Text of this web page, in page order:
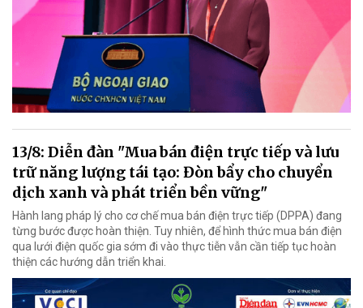
13/8: Diễn đàn "Mua bán điện trực tiếp và lưu
trữ năng lượng tái tạo: Đòn bẩy cho chuyển
dịch xanh và phát triển bền vững"
Hành lang pháp lý cho cơ chế mua bán điện trực tiếp (DPPA) đang
từng bước được hoàn thiện. Tuy nhiên, để hình thức mua bán điện
qua lưới điện quốc gia sớm đi vào thực tiễn vẫn cần tiếp tục hoàn
thiện các hướng dẫn triển khai.